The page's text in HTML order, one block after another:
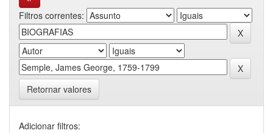
Filtros correntes:
Retornar valores
Adicionar filtros: